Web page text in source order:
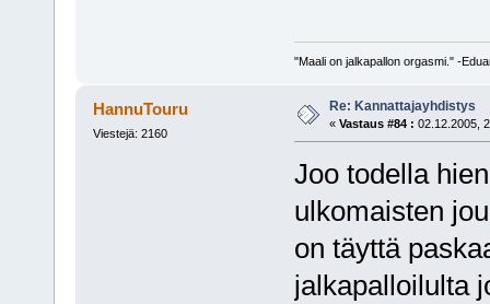
"Maali on jalkapallon orgasmi." -
HannuTouru
Viestejä: 2160
Re: Kannattajayhdistys
« Vastaus #84 : 02.12.2005,
Joo todella
ulkomaisten
on täyttä
jalkapalloilulta